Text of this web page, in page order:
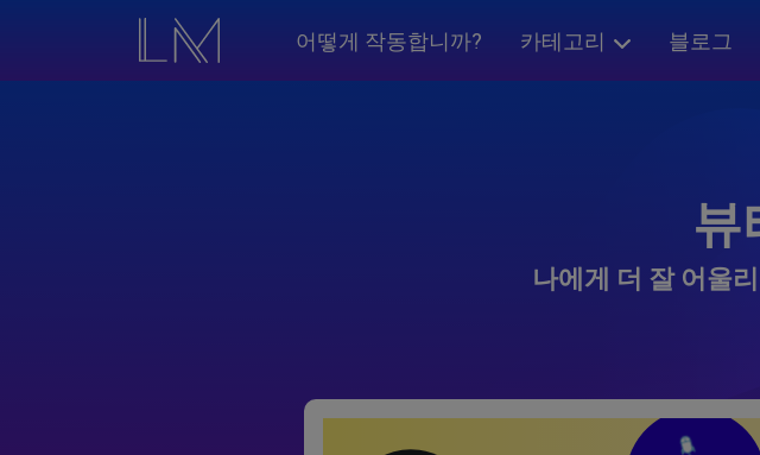
어떻게 작동합니까? 카테고리 블로그
뷰
나에게 더 잘 어울